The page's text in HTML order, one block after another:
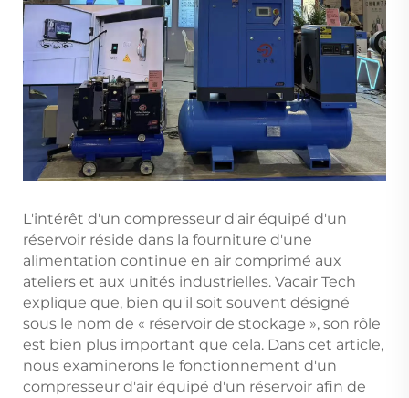
L'intérêt d'un compresseur d'air équipé d'un
réservoir réside dans la fourniture d'une
alimentation continue en air comprimé aux
ateliers et aux unités industrielles. Vacair Tech
explique que, bien qu'il soit souvent désigné
sous le nom de « réservoir de stockage », son rôle
est bien plus important que cela. Dans cet article,
nous examinerons le fonctionnement d'un
compresseur d'air équipé d'un réservoir afin de